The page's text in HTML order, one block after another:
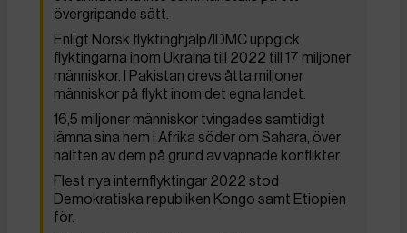
övergripande sätt.
Enligt Norsk flyktinghjälp/IDMC uppgick
flyktingarna inom Ukraina till 2022 till 17 miljoner
människor. I Pakistan drevs åtta miljoner
människor på flykt inom det egna landet.
16,5 miljoner människor tvingades samtidigt
lämna sina hem i Afrika söder om Sahara, över
hälften av dem på grund av väpnade konflikter.
Flest nya internflyktingar 2022 stod
Demokratiska republiken Kongo samt Etiopien
för.